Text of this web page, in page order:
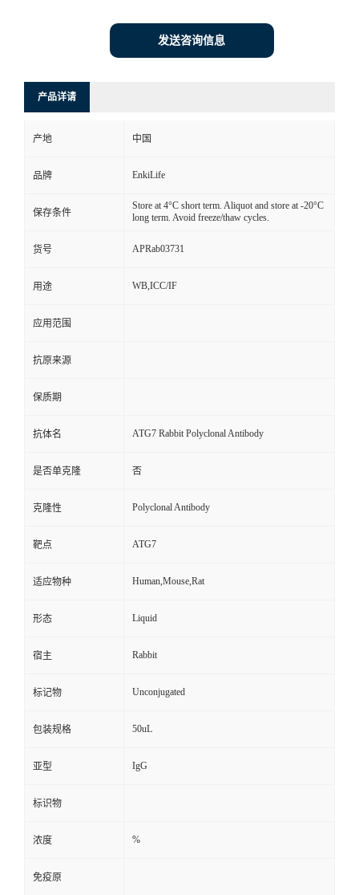
发送咨询信息
产品详请
产地 中国
品牌 EnkiLife
保存条件
Store at 4°C short term. Aliquot and store at -20°C
long term. Avoid freeze/thaw cycles.
货号 APRab03731
用途 WB,ICC/IF
应用范围
抗原来源
保质期
抗体名 ATG7 Rabbit Polyclonal Antibody
是否单克隆 否
克隆性 Polyclonal Antibody
靶点 ATG7
适应物种 Human,Mouse,Rat
形态 Liquid
宿主 Rabbit
标记物 Unconjugated
包装规格 50uL
亚型 IgG
标识物
浓度 %
免疫原